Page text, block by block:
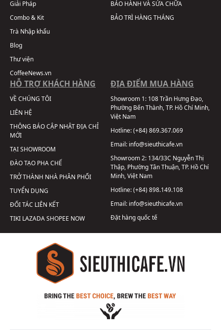
Giải Pháp
Combo & Kit
Trà Nhập khẩu
Blog
Thư viện
CoffeeNews.vn
BẢO HÀNH VÀ SỬA CHỮA
BẢO TRÌ HÀNG THÁNG
HỖ TRỢ KHÁCH HÀNG
VỀ CHÚNG TÔI
LIÊN HỆ
THÔNG BÁO CẬP NHẬT ĐỊA CHỈ
MỚI
TẠI SHOWROOM
ĐÀO TẠO PHA CHẾ
TRỞ THÀNH NHÀ PHÂN PHỐI
TUYỂN DỤNG
ĐỐI TÁC LIÊN KẾT
TIKI LAZADASHOPEE NOW
ĐỊA ĐIỂM MUA HÀNG
Showroom 1: 108 Trần Hưng Đạo,
Phường Bến Thành, TP. Hồ Chí Minh,
Việt Nam
Hotline:(+84) 869.367.069
Email: info@sieuthicafe.vn
Showroom 2: 134/33C Nguyễn Thị
Thập, Phường Tân Thuận, TP. Hồ Chí
Minh, Việt Nam
Hotline:(+84) 898.149.108
Email: info@sieuthicafe.vn
Đặt hàng quốc tế